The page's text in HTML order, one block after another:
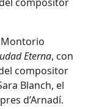
Montorio
Eterna, con
compositor
Blanch, el
d’Arnadí.